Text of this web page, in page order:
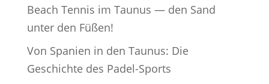
Beach Tennis im Taunus — den Sand
unter den Füßen!
Von Spanien in den Taunus: Die
Geschichte des Padel-Sports